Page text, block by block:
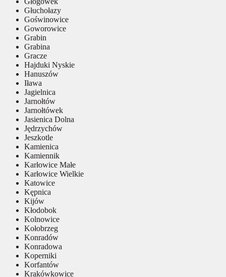
Głuchołazy
Goświnowice
Goworowice
Grabin
Grabina
Gracze
Hajduki Nyskie
Hanuszów
Iława
Jagielnica
Jarnołtów
Jarnołtówek
Jasienica Dolna
Jędrzychów
Jeszkotle
Kamienica
Kamiennik
Karłowice Małe
Karłowice Wielkie
Katowice
Kępnica
Kijów
Kłodobok
Kolnowice
Kołobrzeg
Konradów
Konradowa
Koperniki
Korfantów
Krakówkowice